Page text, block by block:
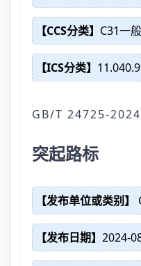
【CCS分类】 C31一
【ICS分类】
GB/T 24725-2024
突起路标
【发布单位或类别】
【发布日期】 2024-